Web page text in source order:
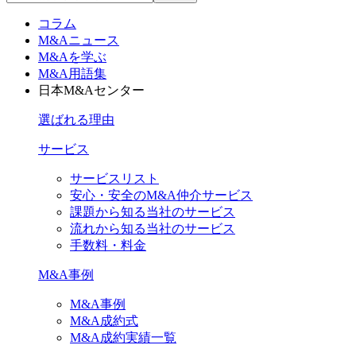
コラム
M&Aニュース
M&Aを学ぶ
M&A用語集
日本M&Aセンター
選ばれる理由
サービス
サービスリスト
安心・安全のM&A仲介サービス
課題から知る当社のサービス
流れから知る当社のサービス
手数料・料金
M&A事例
M&A事例
M&A成約式
M&A成約実績一覧